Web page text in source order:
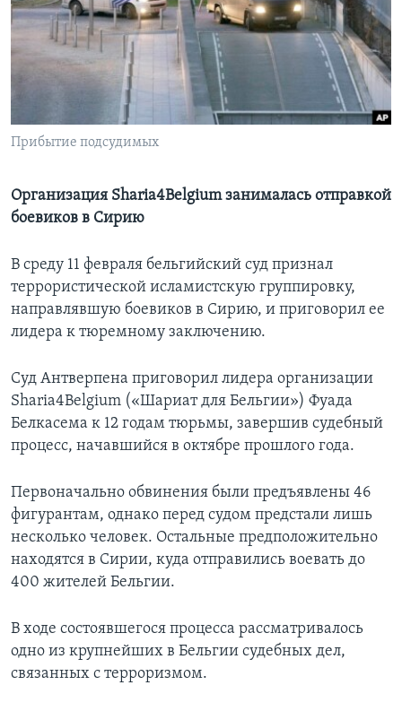
Learning English
СОЦИАЛЬНЫЕ СЕТИ
Прибытие подсудимых
Организация Sharia4Belgium занималась отправкой
боевиков в Сирию
В среду 11 февраля бельгийский суд признал
террористической исламистскую группировку,
направлявшую боевиков в Сирию, и приговорил ее
лидера к тюремному заключению.
Суд Антверпена приговорил лидера организации
Sharia4Belgium («Шариат для Бельгии») Фуада
Белкасема к 12 годам тюрьмы, завершив судебный
процесс, начавшийся в октябре прошлого года.
Первоначально обвинения были предъявлены 46
фигурантам, однако перед судом предстали лишь
несколько человек. Остальные предположительно
находятся в Сирии, куда отправились воевать до
400 жителей Бельгии.
В ходе состоявшегося процесса рассматривалось
одно из крупнейших в Бельгии судебных дел,
связанных с терроризмом.